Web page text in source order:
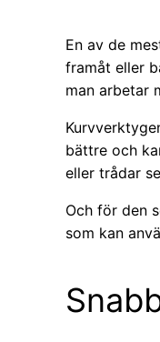
En av de
framåt eller
man arbetar
bättre och
eller trådar
Och för den
som kan